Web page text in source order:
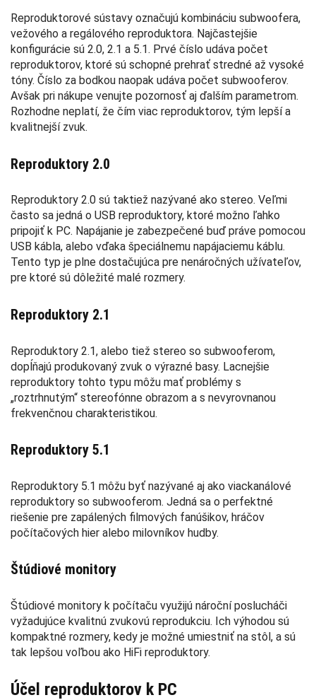
Reproduktorové sústavy označujú kombináciu subwoofera,
vežového a regálového reproduktora. Najčastejšie
konfigurácie sú 2.0, 2.1 a 5.1. Prvé číslo udáva počet
reproduktorov, ktoré sú schopné prehrať stredné až vysoké
tóny. Číslo za bodkou naopak udáva počet subwooferov.
Avšak pri nákupe venujte pozornosť aj ďalším parametrom.
Rozhodne neplatí, že čím viac reproduktorov, tým lepší a
kvalitnejší zvuk.
Reproduktory 2.0
Reproduktory 2.0 sú taktiež nazývané ako stereo. Veľmi
často sa jedná o USB reproduktory, ktoré možno ľahko
pripojiť k PC. Napájanie je zabezpečené buď práve pomocou
USB kábla, alebo vďaka špeciálnemu napájaciemu káblu.
Tento typ je plne dostačujúca pre nenáročných užívateľov,
pre ktoré sú dôležité malé rozmery.
Reproduktory 2.1
Reproduktory 2.1, alebo tiež stereo so subwooferom,
dopĺňajú produkovaný zvuk o výrazné basy. Lacnejšie
reproduktory tohto typu môžu mať problémy s
„roztrhnutým“ stereofónne obrazom a s nevyrovnanou
frekvenčnou charakteristikou.
Reproduktory 5.1
Reproduktory 5.1 môžu byť nazývané aj ako viackanálové
reproduktory so subwooferom. Jedná sa o perfektné
riešenie pre zapálených filmových fanúšikov, hráčov
počítačových hier alebo milovníkov hudby.
Štúdiové monitory
Štúdiové monitory k počítaču využijú nároční poslucháči
vyžadujúce kvalitnú zvukovú reprodukciu. Ich výhodou sú
kompaktné rozmery, kedy je možné umiestniť na stôl, a sú
tak lepšou voľbou ako HiFi reproduktory.
Účel reproduktorov k PC